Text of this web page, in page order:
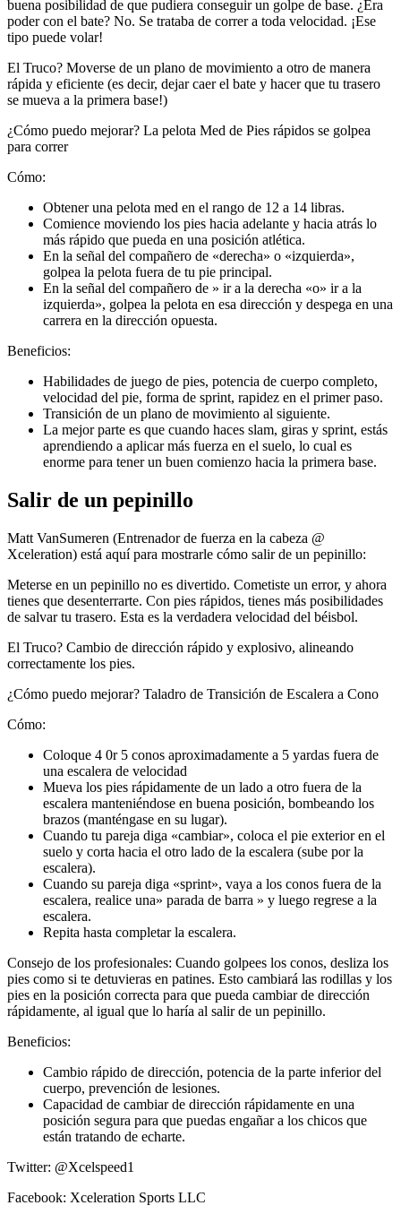
buena posibilidad de que pudiera conseguir un golpe de base. ¿Era
poder con el bate? No. Se trataba de correr a toda velocidad. ¡Ese
tipo puede volar!
El Truco? Moverse de un plano de movimiento a otro de manera
rápida y eficiente (es decir, dejar caer el bate y hacer que tu trasero
se mueva a la primera base!)
¿Cómo puedo mejorar? La pelota Med de Pies rápidos se golpea
para correr
Cómo:
Obtener una pelota med en el rango de 12 a 14 libras.
Comience moviendo los pies hacia adelante y hacia atrás lo
más rápido que pueda en una posición atlética.
En la señal del compañero de «derecha» o «izquierda»,
golpea la pelota fuera de tu pie principal.
En la señal del compañero de » ir a la derecha «o» ir a la
izquierda», golpea la pelota en esa dirección y despega en una
carrera en la dirección opuesta.
Beneficios:
Habilidades de juego de pies, potencia de cuerpo completo,
velocidad del pie, forma de sprint, rapidez en el primer paso.
Transición de un plano de movimiento al siguiente.
La mejor parte es que cuando haces slam, giras y sprint, estás
aprendiendo a aplicar más fuerza en el suelo, lo cual es
enorme para tener un buen comienzo hacia la primera base.
Salir de un pepinillo
Matt VanSumeren (Entrenador de fuerza en la cabeza @
Xceleration) está aquí para mostrarle cómo salir de un pepinillo:
Meterse en un pepinillo no es divertido. Cometiste un error, y ahora
tienes que desenterrarte. Con pies rápidos, tienes más posibilidades
de salvar tu trasero. Esta es la verdadera velocidad del béisbol.
El Truco? Cambio de dirección rápido y explosivo, alineando
correctamente los pies.
¿Cómo puedo mejorar? Taladro de Transición de Escalera a Cono
Cómo:
Coloque 4 0r 5 conos aproximadamente a 5 yardas fuera de
una escalera de velocidad
Mueva los pies rápidamente de un lado a otro fuera de la
escalera manteniéndose en buena posición, bombeando los
brazos (manténgase en su lugar).
Cuando tu pareja diga «cambiar», coloca el pie exterior en el
suelo y corta hacia el otro lado de la escalera (sube por la
escalera).
Cuando su pareja diga «sprint», vaya a los conos fuera de la
escalera, realice una» parada de barra » y luego regrese a la
escalera.
Repita hasta completar la escalera.
Consejo de los profesionales: Cuando golpees los conos, desliza los
pies como si te detuvieras en patines. Esto cambiará las rodillas y los
pies en la posición correcta para que pueda cambiar de dirección
rápidamente, al igual que lo haría al salir de un pepinillo.
Beneficios:
Cambio rápido de dirección, potencia de la parte inferior del
cuerpo, prevención de lesiones.
Capacidad de cambiar de dirección rápidamente en una
posición segura para que puedas engañar a los chicos que
están tratando de echarte.
Twitter: @Xcelspeed1
Facebook: Xceleration Sports LLC